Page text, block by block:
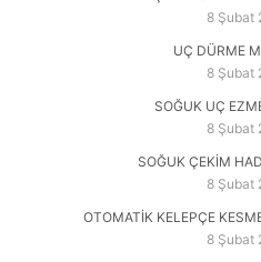
8 Şubat
UÇ DÜRME
8 Şubat
SOĞUK UÇ
8 Şubat
SOĞUK ÇEKİM
8 Şubat
OTOMATİK KELEPÇE
8 Şubat